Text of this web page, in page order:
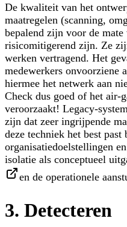
De kwaliteit van het
maatregelen (scanning,
bepalend zijn voor de
risicomitigerend zijn. Ze
werken vertragend. Het
medewerkers onvoorziene
hiermee het netwerk aan
Check dus goed of het air-
veroorzaakt! Legacy-
zijn dat zeer ingrijpende
deze techniek het best
organisatiedoelstellingen
isolatie als conceptueel
en de operationele
3. Detecteren